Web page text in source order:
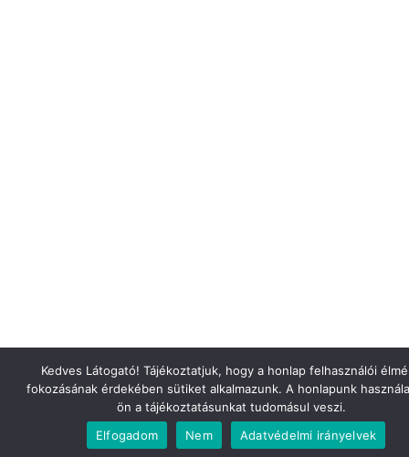
Kedves Látogató! Tájékoztatjuk, hogy a honlap felhasználói
fokozásának érdekében sütiket alkalmazunk. A honlapunk
ön a tájékoztatásunkat tudomásul veszi.
Elfogadom
Nem Adatvédelmi irányelvek